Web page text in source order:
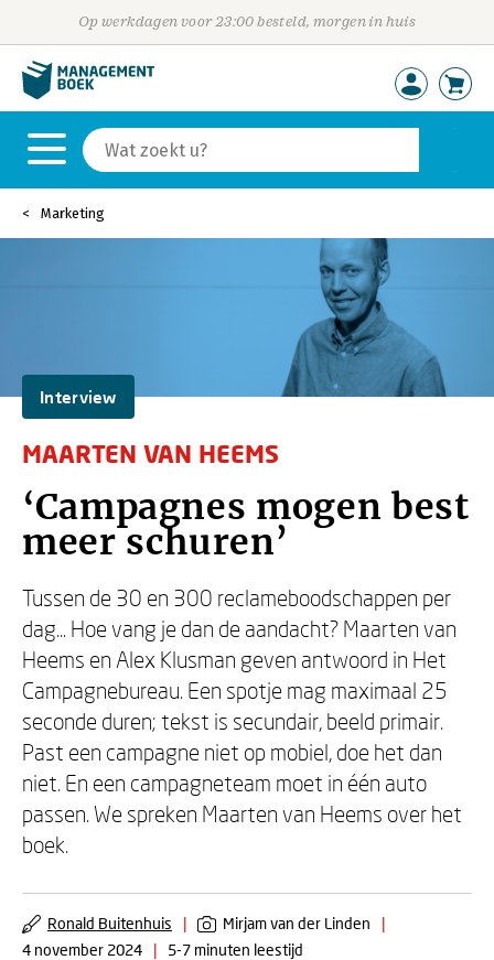
Op werkdagen voor 23:00 besteld, morgen in huis
Marketing
Interview
MAARTEN VAN HEEMS
‘Campagnes mogen best
meer schuren’
Tussen de 30 en 300 reclameboodschappen per
dag... Hoe vang je dan de aandacht? Maarten van
Heems en Alex Klusman geven antwoord in Het
Campagnebureau. Een spotje mag maximaal 25
seconde duren; tekst is secundair, beeld primair.
Past een campagne niet op mobiel, doe het dan
niet. En een campagneteam moet in één auto
passen. We spreken Maarten van Heems over het
boek.
Ronald Buitenhuis | Mirjam van der Linden
|
4 november 2024
| 5-7 minuten leestijd